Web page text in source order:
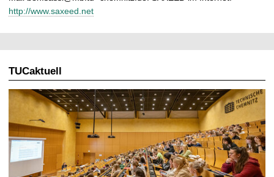
http://www.saxeed.net
TUCaktuell